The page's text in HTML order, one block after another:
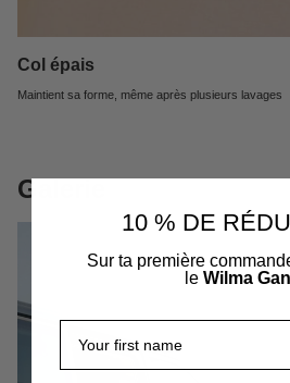
Col épais
Maintient sa forme, même après plusieurs lavages
Galerie
10 % DE
Sur ta première
le Wilma
Prénom